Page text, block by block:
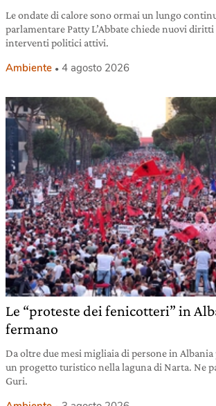
Le ondate di calore sono ormai un lungo
parlamentare Patty L’Abbate chiede nuovi
interventi politici attivi.
Ambiente 4 agosto 2026
Le “proteste dei fenicotteri” in
fermano
Da oltre due mesi migliaia di persone in
un progetto turistico nella laguna di Narta. Ne
Guri.